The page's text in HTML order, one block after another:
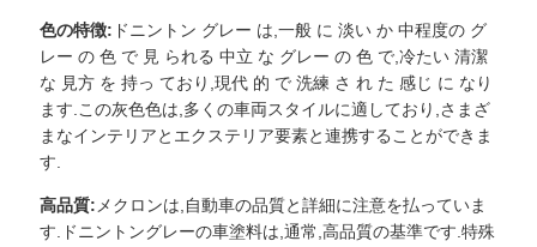
色の特徴: ドニントン グレー は,一般 に 淡い か 中程度の グ
レー の 色 で 見 られる 中立 な グレー の 色 で,冷たい 清潔
な 見方 を 持っ ており,現代 的 で 洗練 さ れ た 感じ に なり
ます.この灰色色は,多くの車両スタイルに適しており,さまざ
まなインテリアとエクステリア要素と連携することができま
す.
高品質:メクロンは,自動車の品質と詳細に注意を払っていま
す.ドニントングレーの車塗料は,通常,高品質の基準です.特殊